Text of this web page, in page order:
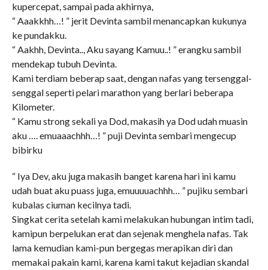
kupercepat, sampai pada akhirnya,
“ Aaakkhh…! ” jerit Devinta sambil menancapkan kukunya
ke pundakku.
“ Aakhh, Devinta.., Aku sayang Kamuu..! ” erangku sambil
mendekap tubuh Devinta.
Kami terdiam beberap saat, dengan nafas yang tersenggal-
senggal seperti pelari marathon yang berlari beberapa
Kilometer.
“ Kamu strong sekali ya Dod, makasih ya Dod udah muasin
aku …. emuaaachhh…! ” puji Devinta sembari mengecup
bibirku
“ Iya Dev, aku juga makasih banget karena hari ini kamu
udah buat aku puass juga, emuuuuachhh… ” pujiku sembari
kubalas ciuman kecilnya tadi.
Singkat cerita setelah kami melakukan hubungan intim tadi,
kamipun berpelukan erat dan sejenak menghela nafas. Tak
lama kemudian kami-pun bergegas merapikan diri dan
memakai pakain kami, karena kami takut kejadian skandal